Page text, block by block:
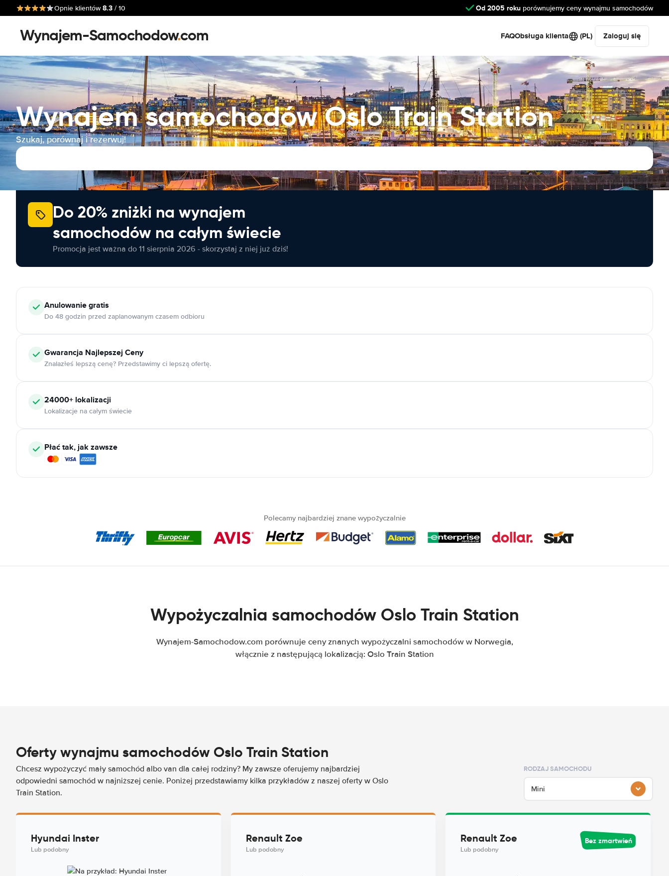
Opnie klientów8.3 / 10 Od 2005 roku porównujemy ceny wynajmu samochodów
Wynajem-Samochodow.com FAQObsługa klienta (PL) Zaloguj się
Wynajem samochodów Oslo Train Station
Szukaj, porównaj i rezerwuj!
Do 20% zniżki na wynajem
samochodów na całym świecie
Promocja jest ważna do 11 sierpnia 2026 - skorzystaj z niej już dziś!
Anulowaniegratis
Do 48 godzin przed zaplanowanym czasem odbioru
Gwarancja Najlepszej Ceny
Znalazłeś lepszą cenę? Przedstawimy ci lepszą ofertę.
24000+ lokalizacji
Lokalizacje na całym świecie
Płać tak, jak zawsze
Polecamy najbardziej znane wypożyczalnie
Wypożyczalnia samochodów Oslo Train Station
Wynajem-Samochodow.com porównuje ceny znanych wypożyczalni samochodów w Norwegia,
włącznie z następującą lokalizacją: Oslo Train Station
Oferty wynajmu samochodów Oslo Train Station
Chcesz wypożyczyć mały samochód albo van dla całej rodziny? My zawsze oferujemy najbardziej
odpowiedni samochód w najniższej cenie. Poniżej przedstawiamy kilka przykładów z naszej oferty w Oslo
Train Station.
RODZAJ SAMOCHODU
Mini
Hyundai Inster
Lub podobny
Renault Zoe
Lub podobny
Renault Zoe
Lub podobny
Bez zmartwień